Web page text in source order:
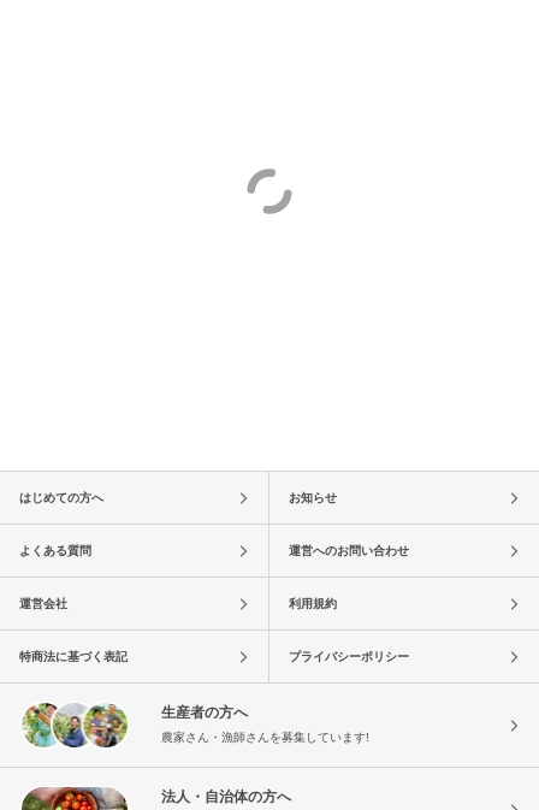
はじめての方へ お知らせ
よくある質問 運営へのお問い合わせ
運営会社 利用規約
特商法に基づく表記 プライバシーポリシー
生産者の方へ
農家さん・漁師さんを募集しています!
法人・自治体の方へ